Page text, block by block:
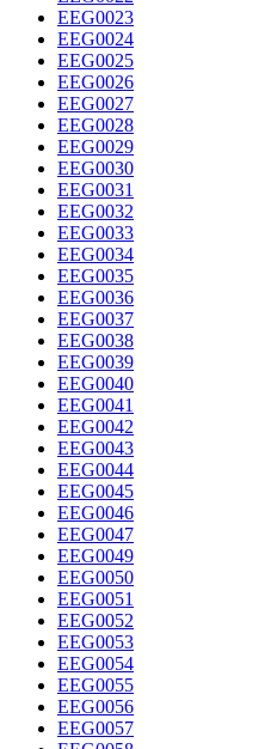
EEG0023
EEG0024
EEG0025
EEG0026
EEG0027
EEG0028
EEG0029
EEG0030
EEG0031
EEG0032
EEG0033
EEG0034
EEG0035
EEG0036
EEG0037
EEG0038
EEG0039
EEG0040
EEG0041
EEG0042
EEG0043
EEG0044
EEG0045
EEG0046
EEG0047
EEG0049
EEG0050
EEG0051
EEG0052
EEG0053
EEG0054
EEG0055
EEG0056
EEG0057